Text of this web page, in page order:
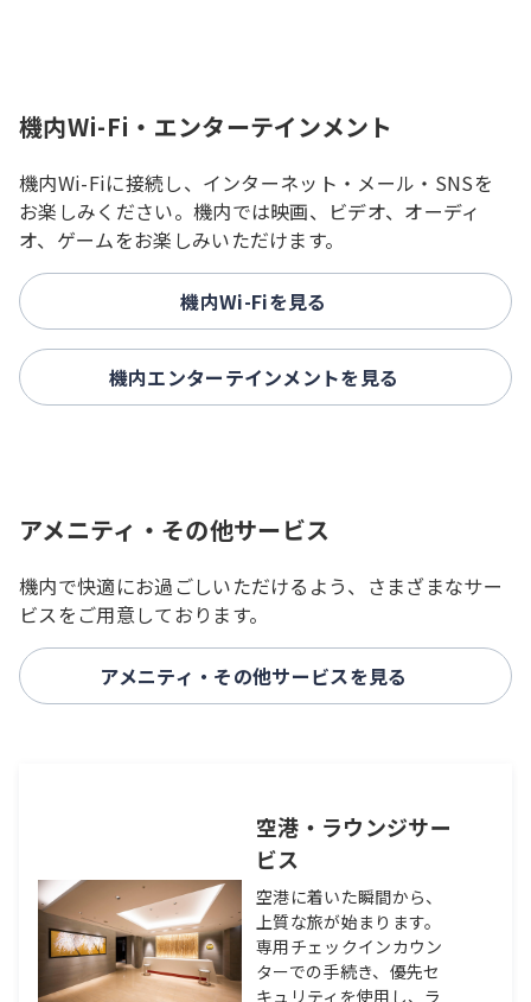
機内Wi-Fi・エンターテインメント
機内Wi-Fiに接続し、インターネット・メール・SNSを
お楽しみください。機内では映画、ビデオ、オーディ
オ、ゲームをお楽しみいただけます。
機内Wi-Fiを見る
機内エンターテインメントを見る
アメニティ・その他サービス
機内で快適にお過ごしいただけるよう、さまざまなサー
ビスをご用意しております。
アメニティ・その他サービスを見る
空港・ラウンジサー
ビス
空港に着いた瞬間から、
上質な旅が始まります。
専用チェックインカウン
ターでの手続き、優先セ
キュリティを使用し、ラ